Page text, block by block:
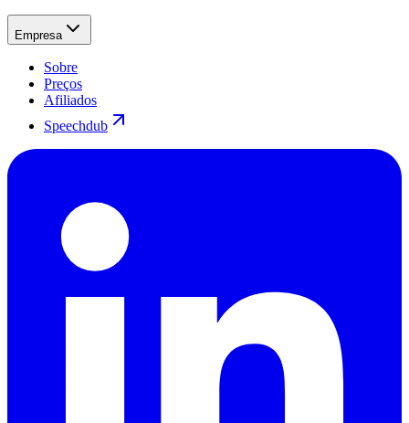
Empresa
Sobre
Preços
Afiliados
Speechdub